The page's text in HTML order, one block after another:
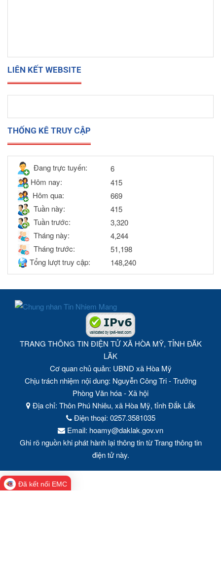
LIÊN KẾT WEBSITE
THỐNG KÊ TRUY CẬP
Đang trực tuyến:
6
Hôm nay:
415
Hôm qua:
669
Tuần này:
415
Tuần trước:
3,320
Tháng này:
4,244
Tháng trước:
51,198
Tổng lượt truy cập:
148,240
TRANG THÔNG TIN ĐIỆN TỬ XÃ HÒA MỸ, TỈNH ĐĂK
LĂK
Cơ quan chủ quản: UBND xã Hòa Mỹ
Chịu trách nhiệm nội dung: Nguyễn Công Tri - Trưởng
Phòng Văn hóa - Xã hội
Địa chỉ: Thôn Phú Nhiêu, xã Hòa Mỹ, tỉnh Đắk Lắk
Điện thoại: 0257.3581035
Email: hoamy@daklak.gov.vn
Ghi rõ nguồn khi phát hành lại thông tin từ Trang thông tin
điện tử này.
Đã kết nối EMC